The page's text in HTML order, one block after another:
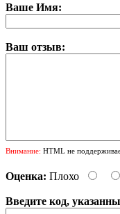
Ваше Имя:
Ваш отзыв:
Внимание: HTML не
Оценка: Плохо
Введите код,